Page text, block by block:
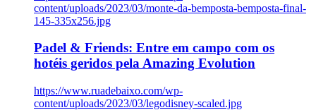
content/uploads/2023/03/monte-da-bemposta-bemposta-final-
145-335x256.jpg
Padel & Friends: Entre em campo com os
hotéis geridos pela Amazing Evolution
https://www.ruadebaixo.com/wp-
content/uploads/2023/03/legodisney-scaled.jpg